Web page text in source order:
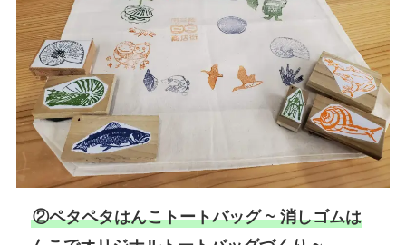
②ペタペタはんこトートバッグ ~ 消しゴムは